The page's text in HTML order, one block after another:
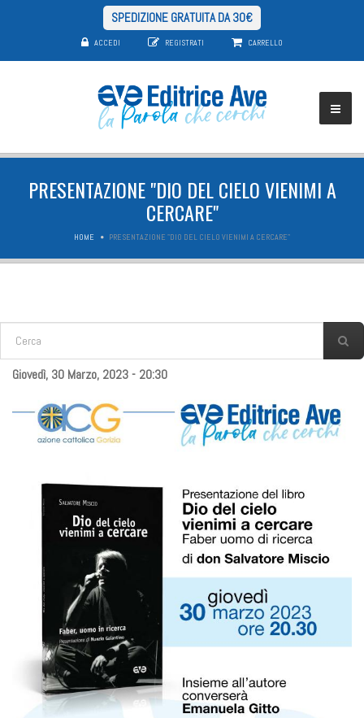
SPEDIZIONE GRATUITA DA 30€
ACCEDI REGISTRATI CARRELLO
PRESENTAZIONE "DIO DEL CIELO VIENIMI A
CERCARE"
HOME PRESENTAZIONE "DIO DEL CIELO VIENIMI A CERCARE"
FORM DI RICERCA
Giovedì, 30 Marzo, 2023 - 20:30